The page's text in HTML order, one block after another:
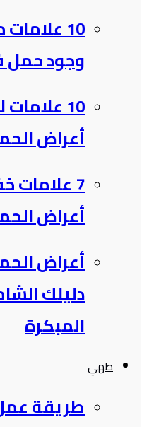
10
وجود حمل
10
أعراض
7 علامات
أعراض
أعراض
دليلك
المبكرة
طهي
طريقة